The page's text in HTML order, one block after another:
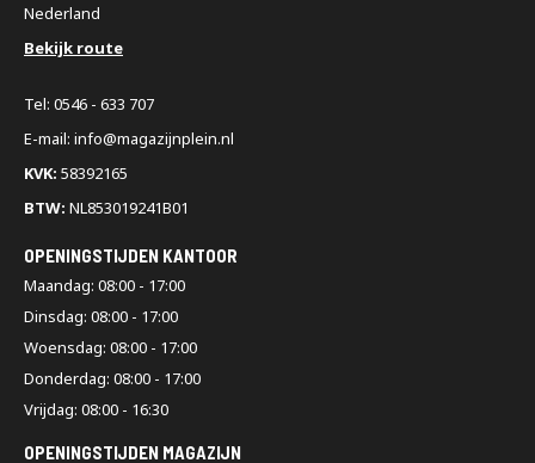
Nederland
Bekijk route
Tel: 0546 - 633 707
E-mail: info@magazijnplein.nl
KVK: 58392165
BTW: NL853019241B01
OPENINGSTIJDEN KANTOOR
Maandag: 08:00 - 17:00
Dinsdag: 08:00 - 17:00
Woensdag: 08:00 - 17:00
Donderdag: 08:00 - 17:00
Vrijdag: 08:00 - 16:30
OPENINGSTIJDEN MAGAZIJN